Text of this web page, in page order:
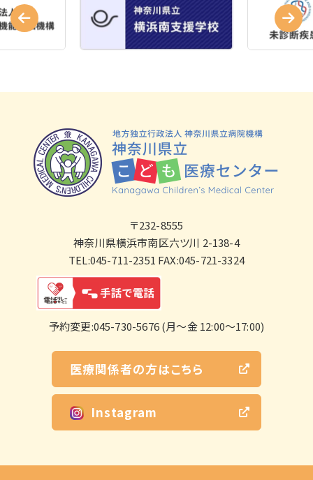
〒232-8555
神奈川県横浜市南区六ツ川 2-138-4
TEL:045-711-2351 FAX:045-721-3324
予約変更:045-730-5676 (月～金 12:00～17:00)
医療関係者の方はこちら
Instagram